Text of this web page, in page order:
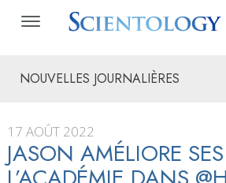
NOUVELLES JOURNALIÈRES
17 AOÛT 2022
JASON AMÉLIORE